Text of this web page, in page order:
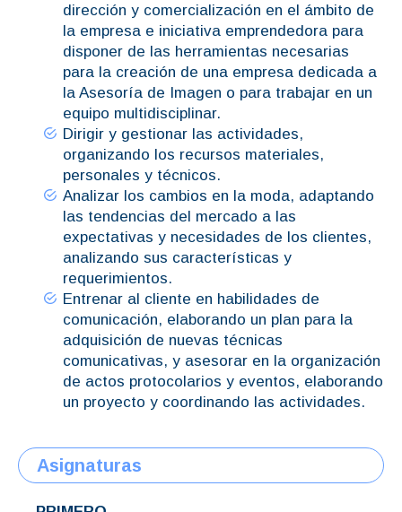
dirección y comercialización en el ámbito de
la empresa e iniciativa emprendedora para
disponer de las herramientas necesarias
para la creación de una empresa dedicada a
la Asesoría de Imagen o para trabajar en un
equipo multidisciplinar.
Dirigir y gestionar las actividades,
organizando los recursos materiales,
personales y técnicos.
Analizar los cambios en la moda, adaptando
las tendencias del mercado a las
expectativas y necesidades de los clientes,
analizando sus características y
requerimientos.
Entrenar al cliente en habilidades de
comunicación, elaborando un plan para la
adquisición de nuevas técnicas
comunicativas, y asesorar en la organización
de actos protocolarios y eventos, elaborando
un proyecto y coordinando las actividades.
Asignaturas